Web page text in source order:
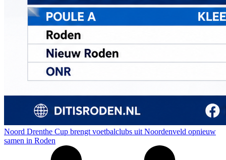
Noord Drenthe Cup brengt voetbalclubs uit Noordenveld opnieuw
samen in Roden